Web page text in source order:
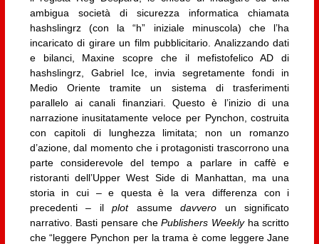
ambigua società di sicurezza informatica chiamata
hashslingrz (con la “h” iniziale minuscola) che l’ha
incaricato di girare un film pubblicitario. Analizzando dati
e bilanci, Maxine scopre che il mefistofelico AD di
hashslingrz, Gabriel Ice, invia segretamente fondi in
Medio Oriente tramite un sistema di trasferimenti
parallelo ai canali finanziari. Questo è l’inizio di una
narrazione inusitatamente veloce per Pynchon, costruita
con capitoli di lunghezza limitata; non un romanzo
d’azione, dal momento che i protagonisti trascorrono una
parte considerevole del tempo a parlare in caffè e
ristoranti dell’Upper West Side di Manhattan, ma una
storia in cui – e questa è la vera differenza con i
precedenti – ilplotassumedavvero un significato
narrativo. Basti pensare chePublishers Weeklyha scritto
che “leggere Pynchon per la trama è come leggere Jane